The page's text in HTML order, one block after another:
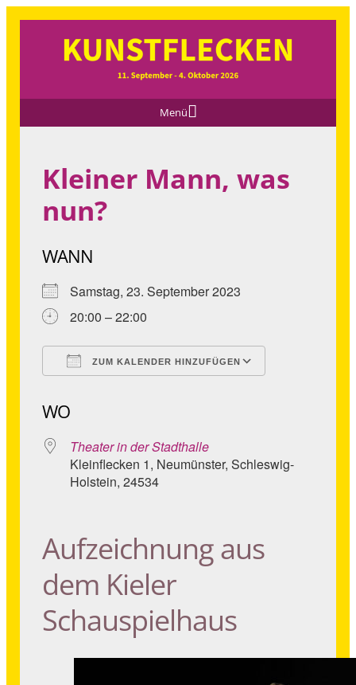
Menü
Kleiner Mann, was
nun?
WANN
Samstag, 23. September 2023
20:00 – 22:00
ZUM KALENDER HINZUFÜGEN
WO
Theater in der Stadthalle
Kleinflecken 1, Neumünster, Schleswig-
Holstein, 24534
Aufzeichnung aus
dem Kieler
Schauspielhaus